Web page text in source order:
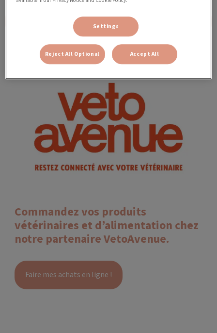
Commandez vos produits
vétérinaires et d’alimentation chez
notre partenaire VetoAvenue.
Faire mes achats en ligne !
Settings
Reject All Optional Accept All